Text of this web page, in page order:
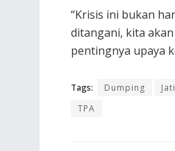
“Krisis ini bukan
ditangani, kita
pentingnya upaya
Tags: Dumping
TPA